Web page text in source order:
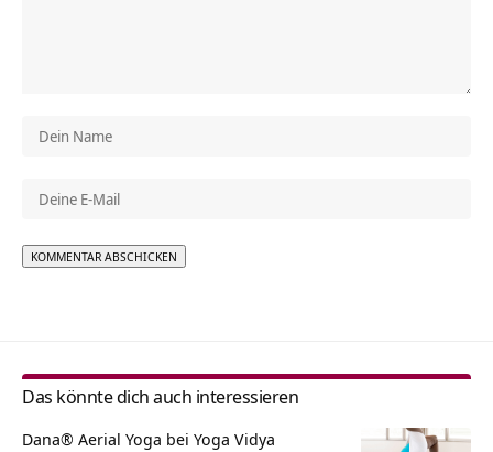
Das könnte dich auch interessieren
Dana® Aerial Yoga bei Yoga Vidya